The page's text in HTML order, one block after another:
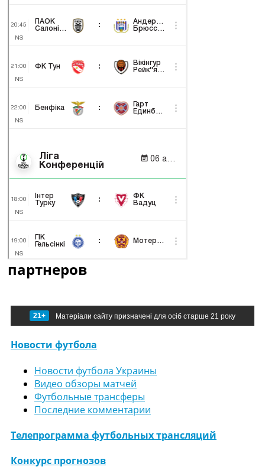
партнеров
21+ Матеріали сайту призначені для осіб старше 21 року
Новости футбола
Новости футбола Украины
Видео обзоры матчей
Футбольные трансферы
Последние комментарии
Телепрограмма футбольных трансляций
Конкурс прогнозов